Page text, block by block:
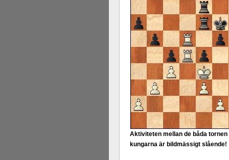
Aktiviteten mellan de båda tornen
kungarna är bildmässigt slående!